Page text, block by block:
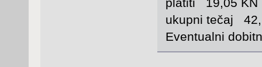
ukupni tečaj
Eventualni